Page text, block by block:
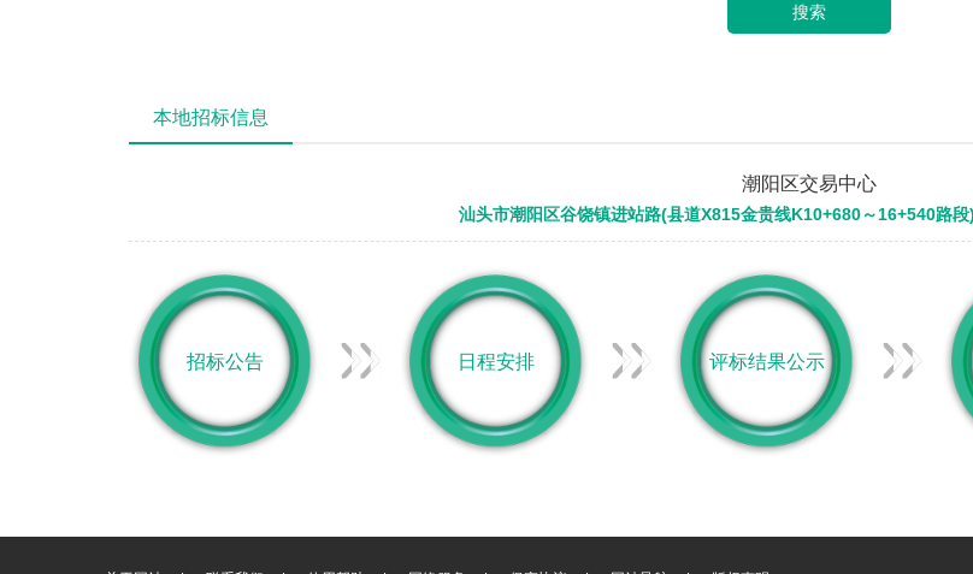
搜索
本地招标信息
潮阳区交易中心
汕头市潮阳区谷饶镇进站路(县道X815金贵线K10+680～16+540路
招标公告 日程安排 评标结果公示